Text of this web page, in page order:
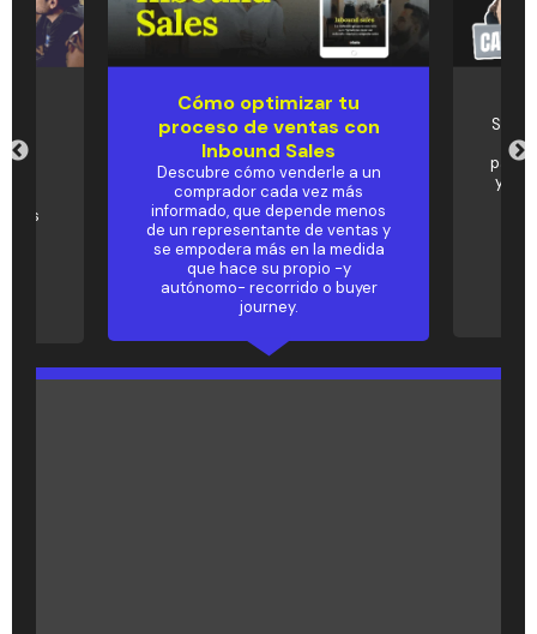
Cómo optimizar tu
proceso de ventas con
Inbound Sales
Descubre cómo venderle a un
comprador cada vez más
informado, que depende menos
de un representante de ventas y
se empodera más en la medida
que hace su propio -y
autónomo- recorrido o buyer
journey.
Si de
para
y no